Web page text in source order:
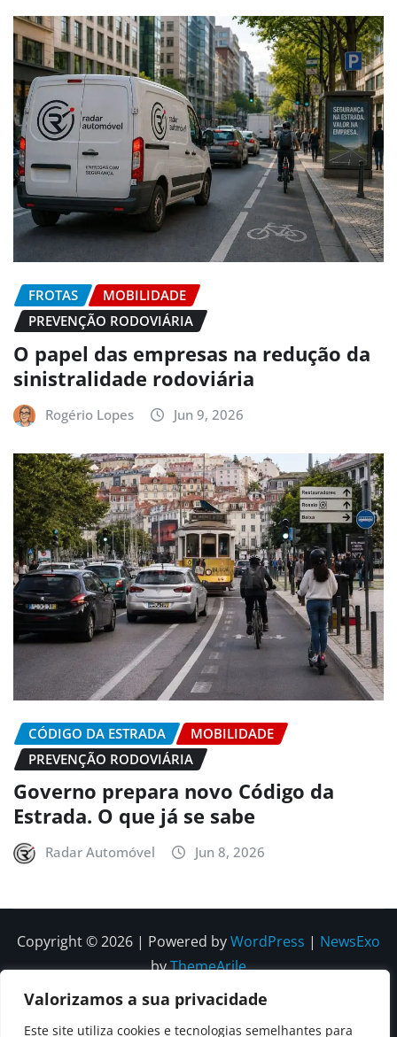
Valorizamos a sua privacidade
Este site utiliza cookies e tecnologias semelhantes para
FROTAS
MOBILIDADE
PREVENÇÃO RODOVIÁRIA
O papel das empresas na redução da
sinistralidade rodoviária
Rogério Lopes Jun 9, 2026
CÓDIGO DA ESTRADA
MOBILIDADE
PREVENÇÃO RODOVIÁRIA
Governo prepara novo Código da
Estrada. O que já se sabe
Radar Automóvel Jun 8, 2026
Copyright © 2026 | Powered byWordPress | NewsExo
byThemeArile
Política de